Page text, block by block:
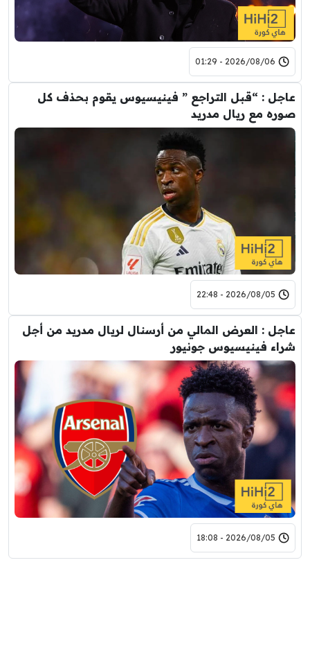
2026/08/06 - 01:29
عاجل : “قبل التراجع ” فينيسيوس يقوم بحذف كل
صوره مع ريال مدريد
2026/08/05 - 22:48
عاجل : العرض المالي من أرسنال لريال مدريد من أجل
شراء فينيسيوس جونيور
2026/08/05 - 18:08